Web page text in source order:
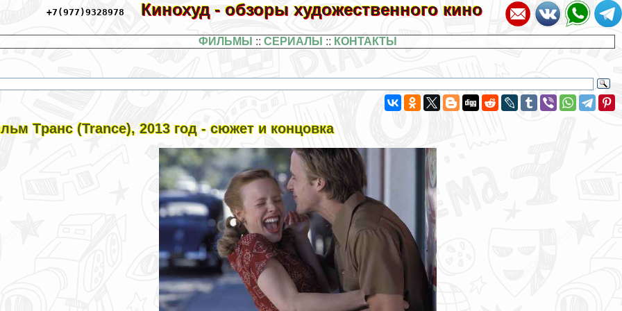
+7(977)9328978 Кинохуд - обзоры художественного кино
ФИЛЬМЫ ::СЕРИАЛЫ :: КОНТАКТЫ
Tрaнc (Trance), 2013 год - сюжет и концовка